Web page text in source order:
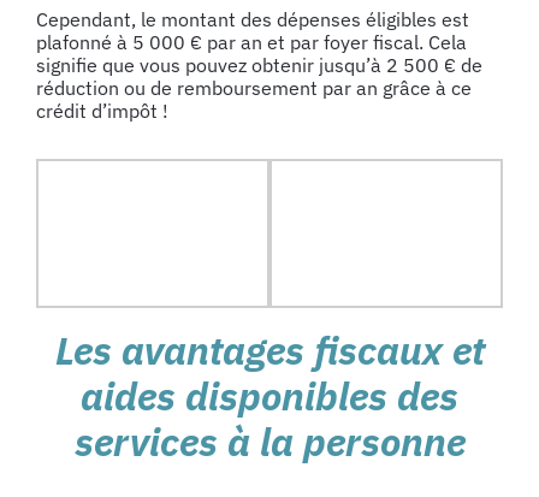
Cependant, le montant des dépenses éligibles est
plafonné à 5 000 € par an et par foyer fiscal. Cela
signifie que vous pouvez obtenir jusqu’à 2 500 € de
réduction ou de remboursement par an grâce à ce
crédit d’impôt !
Les avantages fiscaux et
aides disponibles des
services à la personne